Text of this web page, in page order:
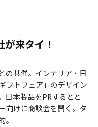
来タイ！
の共催。インテリア・日
フトフェア」のデザイン
日本製品をPRするとと
向けに商談会を開く。タ
。